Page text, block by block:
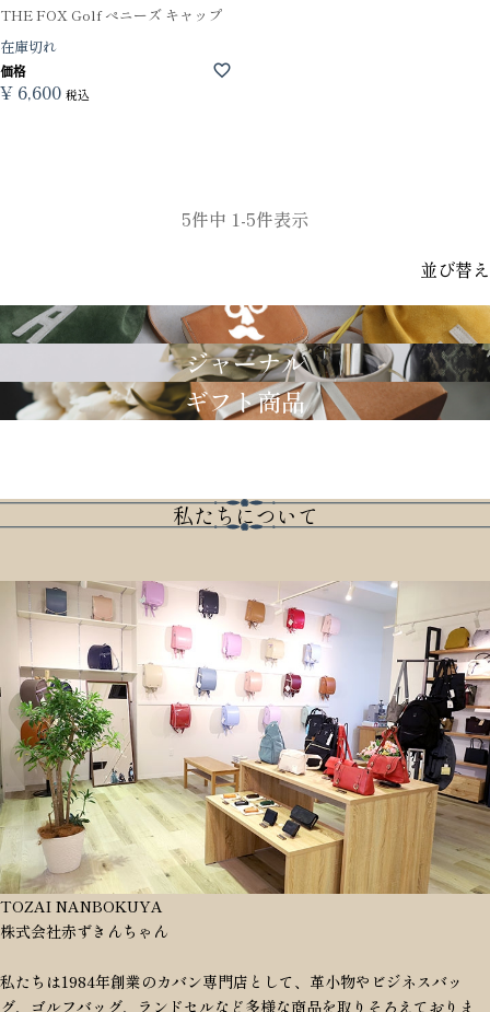
THE FOX Golf ぺニーズ キャップ
在庫切れ
価格
¥ 6,600 税込
並び替え
5件中 1-5件表示
GRIMM LAB
ジャーナル
ギフト商品
私たちについて
TOZAI NANBOKUYA
株式会社赤ずきんちゃん
私たちは1984年創業のカバン専門店として、革小物やビジネスバッ
グ、ゴルフバッグ、ランドセルなど多様な商品を取りそろえておりま